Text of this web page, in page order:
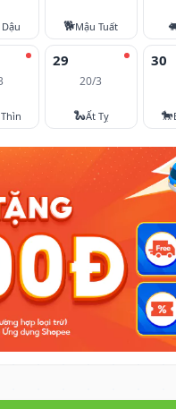
🐕Mậu Tuất
29
20/3
🐍Ất Tỵ
30
🐎